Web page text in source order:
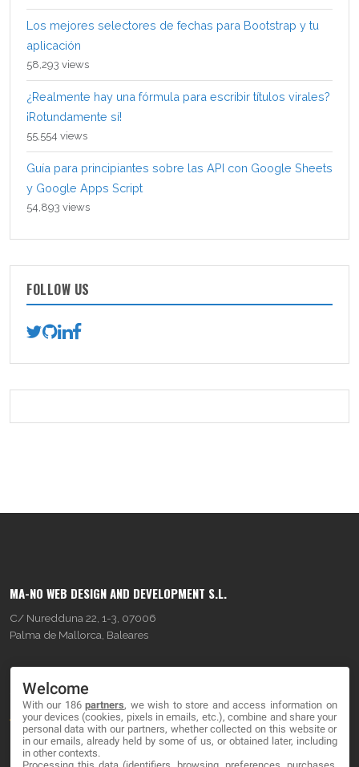
Los mejores selectores de fechas para Bootstrap y tu
aplicación
58,293 views
¿Realmente hay una fórmula para escribir títulos virales?
¡Rotundamente sí!
55,554 views
Guía para principiantes sobre las API con Google Sheets
y Google Apps Script
54,893 views
FOLLOW US
MA-NO WEB DESIGN AND DEVELOPMENT S.L.
C/ Nuredduna 22, 1-3, 07006
Palma de Mallorca, Baleares
About
Blog
Welcome
With our 186partners, we wish to store and access information on
your devices (cookies, pixels in emails, etc.), combine and share your
personal data with our partners, whether collected on this website or
in our emails, already held by some of us, or obtained later, including
in other contexts.
Processing this data (identifiers, browsing, preferences, purchases,